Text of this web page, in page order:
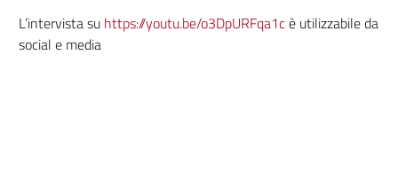
L’intervista su https://youtu.be/o3DpURFqa1cè utilizzabile da
social e media